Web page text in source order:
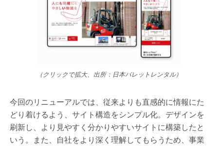
（クリックで拡大、出所：日本パレットレンタル）
今回のリニューアルでは、従来よりも直感的に情報にた
どり着けるよう、サイト構造をシンプル化。デザインを
刷新し、より見やすく分かりやすいサイトに構築したと
いう。また、自社をより深く理解してもらうため、事業